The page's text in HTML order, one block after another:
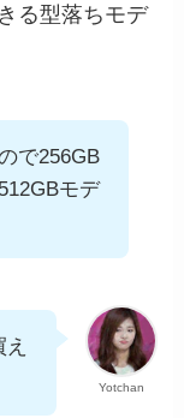
る型落ちモデ
で256GB
モデ
Yotchan